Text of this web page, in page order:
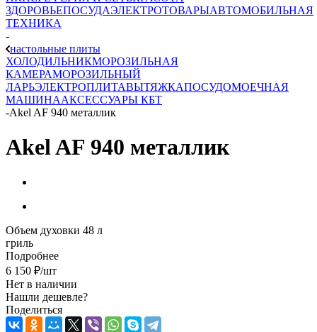
ЗДОРОВЬЕПОСУДАЭЛЕКТРОТОВАРЫАВТОМОБИЛЬНАЯ
ТЕХНИКА
-
настольные плиты
ХОЛОДИЛЬНИКМОРОЗИЛЬНАЯ
КАМЕРАМОРОЗИЛЬНЫЙ
ЛАРЬЭЛЕКТРОПЛИТАВЫТЯЖКАПОСУДОМОЕЧНАЯ
МАШИНААКСЕССУАРЫ КБТ
-Akel AF 940 металлик
Akel AF 940 металлик
Объем духовки 48 л
гриль
Подробнее
6 150 ₽/шт
Нет в наличии
Нашли дешевле?
Поделиться